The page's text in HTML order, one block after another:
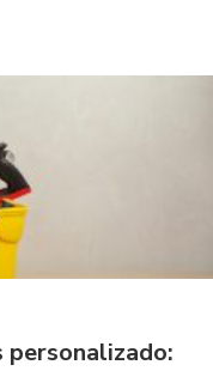
personalizado: